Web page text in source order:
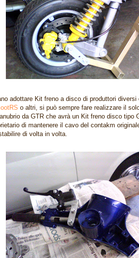
adottare Kit freno a disco di produttori diversi
o altri, si può sempre fare realizzare il
da GTR che avrà un Kit freno disco tipo
di mantenere il cavo del contakm
di volta in volta.